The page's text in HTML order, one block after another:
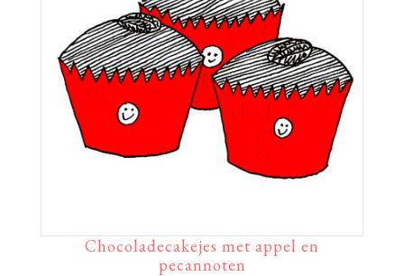
Chocoladecakejes met appel en
pecannoten